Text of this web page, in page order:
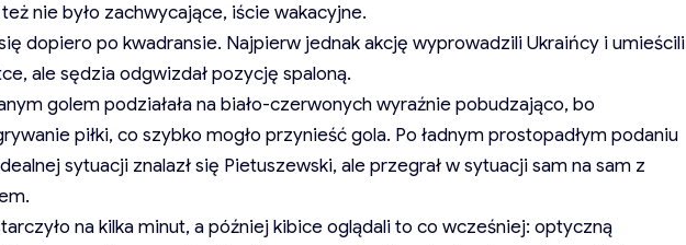
nie było zachwycające, iście wakacyjne.
dopiero po kwadransie. Najpierw jednak akcję wyprowadzili Ukraińcy i umieścili
ale sędzia odgwizdał pozycję spaloną.
golem podziałała na biało-czerwonych wyraźnie pobudzająco, bo
piłki, co szybko mogło przynieść gola. Po ładnym prostopadłym podaniu
sytuacji znalazł się Pietuszewski, ale przegrał w sytuacji sam na sam z
na kilka minut, a później kibice oglądali to co wcześniej: optyczną